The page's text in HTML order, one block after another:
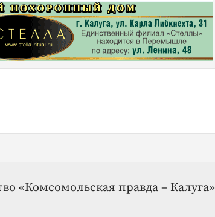
«Комсомольская правда – Калуга»